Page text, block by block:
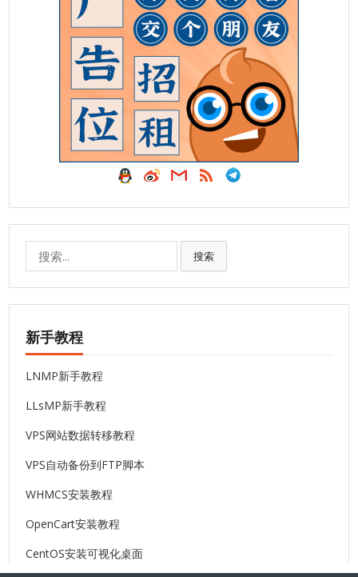
搜索
新手教程
LNMP新手教程
LLsMP新手教程
VPS网站数据转移教程
VPS自动备份到FTP脚本
WHMCS安装教程
OpenCart安装教程
CentOS安装可视化桌面